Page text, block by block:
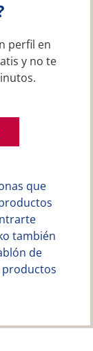
perfil en
y no te
que
también
de